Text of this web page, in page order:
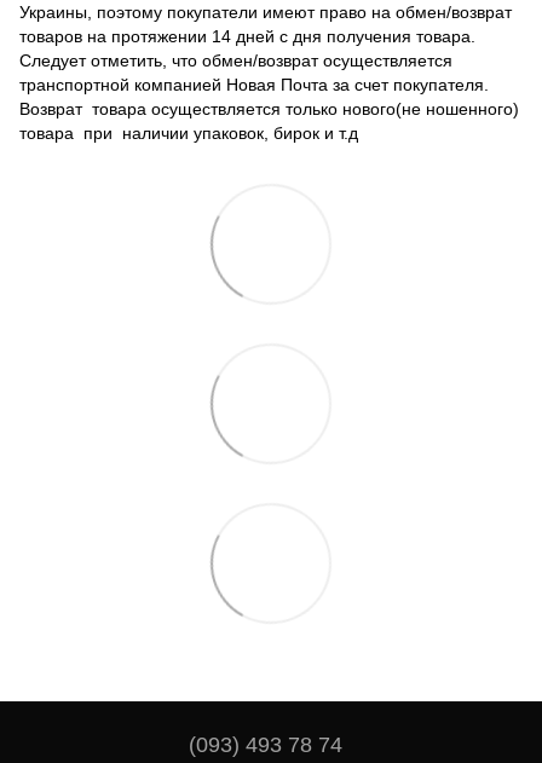
Украины, поэтому покупатели имеют право на обмен/возврат
товаров на протяжении 14 дней с дня получения товара.
Следует отметить, что обмен/возврат осуществляется
транспортной компанией Новая Почта за счет покупателя.
Возврат товара осуществляется только нового(не ношенного)
товара при наличии упаковок, бирок и т.д
(093) 493 78 74